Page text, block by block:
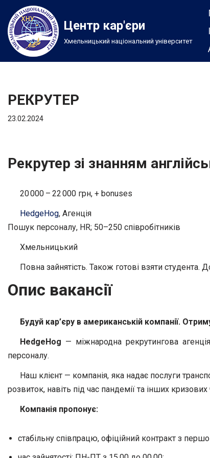
Перейти
до
вмісту
Центр кар'єри
Хмельницький національний університет
РЕКРУТЕР
23.02.2024
Рекрутер зі знанням
20 000 – 22 000 грн, + bonuses
HedgeHog, Агенція
Пошук персоналу, HR; 50–250 співробітників
Хмельницький
Повна зайнятість. Також готові взяти студента.
Опис вакансії
Будуй кар’єру в американській компанії.
HedgeHog — міжнародна рекрутингова
персоналу.
Наш клієнт — компанія, яка надає послуги
розвиток, навіть під час пандемії та інших
Компанія пропонує:
стабільну співпрацю, офіційний контракт з